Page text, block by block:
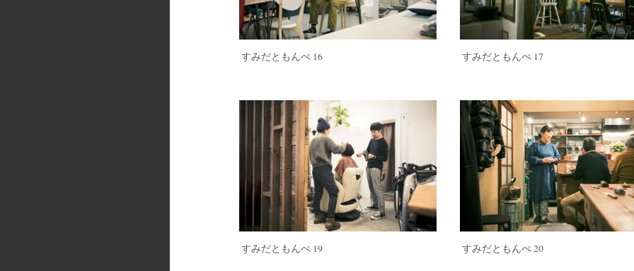
すみだともんぺ 16 すみだともんぺ 17
すみだともんぺ 19 すみだともんぺ 20